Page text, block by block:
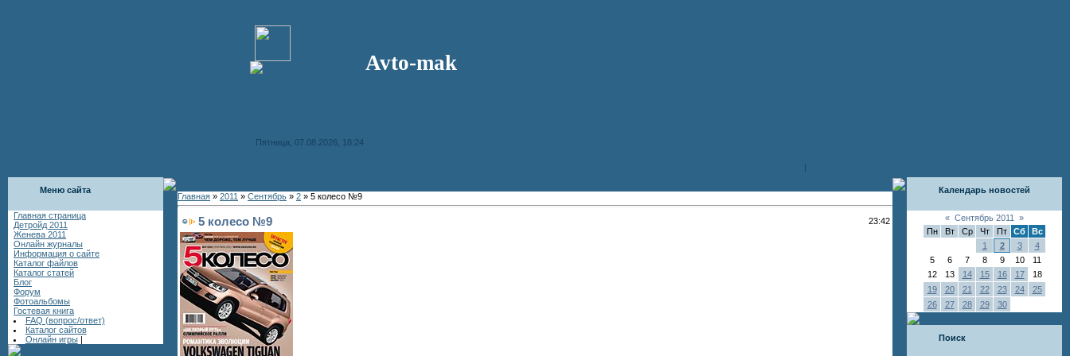
Avto-mak
Пятница, 07.08.2026, 18:24
|
Меню сайта
Главная страница
Детройд 2011
Женева 2011
Онлайн журналы
Информация о сайте
Каталог файлов
Каталог статей
Блог
Форум
Фотоальбомы
Гостевая книга
FAQ (вопрос/ответ)
Каталог сайтов
Онлайн игры |
Главная » 2011 » Сентябрь » 2 » 5 колесо №9
5 колесо №9 23:42
Календарь новостей
« Сентябрь 2011
»
Пн
Вт Ср Чт Пт Сб
Вс
1
2 3
4
5
6 7 8 9 10
11
12
13 14 15 16 17
18
19
20 21 22 23 24
25
26
27 28 29 30
Поиск